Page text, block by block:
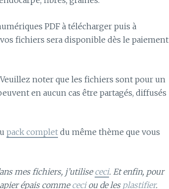
PDF à télécharger puis à
fichiers sera disponible dès le paiement
noter que les fichiers sont pour un
en aucun cas être partagés, diffusés
pack complet du même thème que vous
mes fichiers, j’utilisececi. Et enfin, pour
épais commececiou de les plastifier.